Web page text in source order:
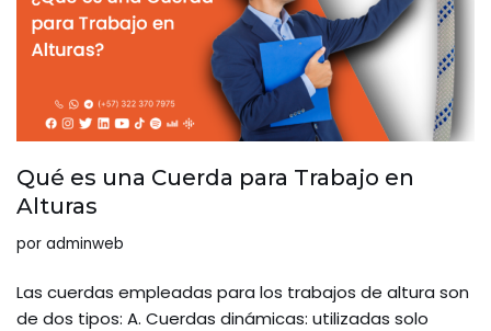
Qué es una Cuerda para Trabajo en
Alturas
por adminweb
Las cuerdas empleadas para los trabajos de altura son
de dos tipos: A. Cuerdas dinámicas: utilizadas solo